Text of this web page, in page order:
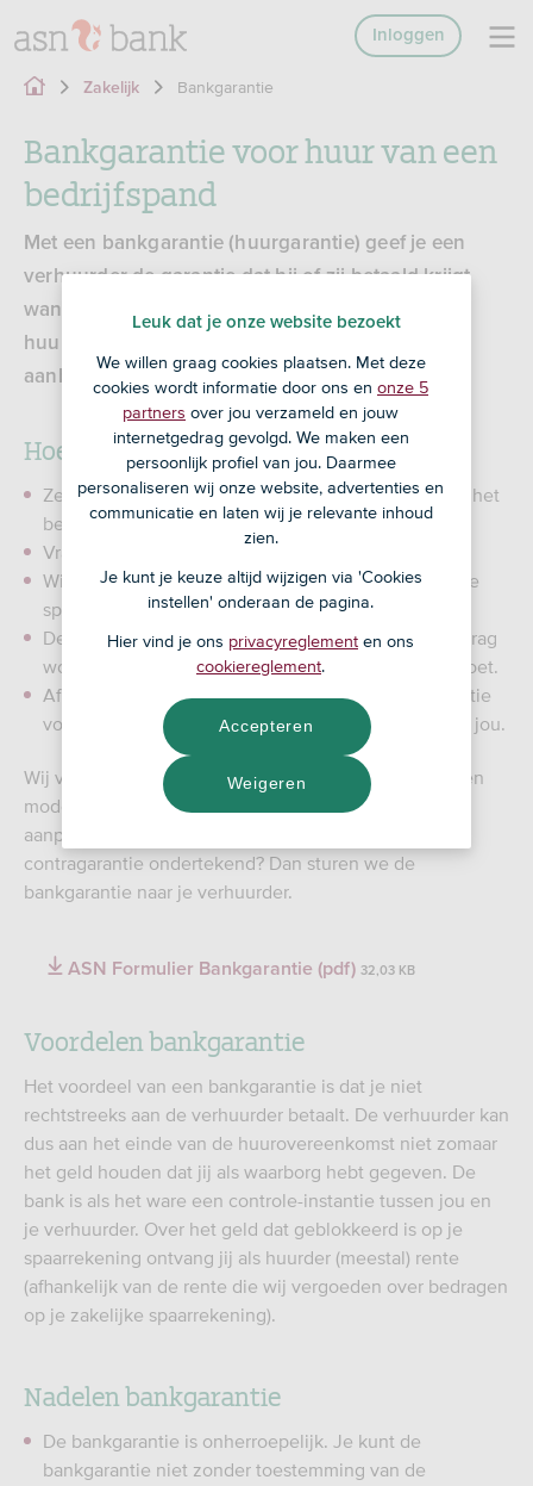
Inloggen
Zakelijk Bankgarantie
Bankgarantie voor huur van een
bedrijfspand
Met een bankgarantie (huurgarantie) geef je een
verhuurder de garantie dat hij of zij betaald krijgt
wanneer jij je (financiële) verplichtingen uit de
huurovereenkomst niet nakomt of als je schade
aanbrengt aan het bedrijfspand.
Hoe werkt een bankgarantie?
Zet op je ASN Zakelijk spaarrekening in ieder geval het
bedrag dat de verhuurder als zekerheid wilt.
Vraag de bankgarantie bij ons aan.
Wij blokkeren het bedrag voor de bankgarantie op je
spaarrekening.
De verhuurder krijgt van ons de garantie dat dit bedrag
wordt betaald, als je niet aan je verplichtingen voldoet.
Afspraken hierover leggen we vast in de bankgarantie
voor de verhuurder en in een contragarantie voor jou.
Wij verstrekken alleen huurgaranties volgens ons eigen
modelovereenkomst, je kunt de inhoud ervan niet
aanpassen. Is je verhuurder akkoord en heb je de
contragarantie ondertekend? Dan sturen we de
bankgarantie naar je verhuurder.
ASN Formulier Bankgarantie (pdf) 32,03 KB
Voordelen bankgarantie
Het voordeel van een bankgarantie is dat je niet
rechtstreeks aan de verhuurder betaalt. De verhuurder kan
dus aan het einde van de huurovereenkomst niet zomaar
het geld houden dat jij als waarborg hebt gegeven. De
bank is als het ware een controle-instantie tussen jou en
je verhuurder. Over het geld dat geblokkeerd is op je
spaarrekening ontvang jij als huurder (meestal) rente
(afhankelijk van de rente die wij vergoeden over bedragen
op je zakelijke spaarrekening).
Nadelen bankgarantie
De bankgarantie is onherroepelijk. Je kunt de
bankgarantie niet zonder toestemming van de
Leuk dat je onze website bezoekt
We willen graag cookies plaatsen. Met deze
cookies wordt informatie door ons en onze 5
partners over jou verzameld en jouw
internetgedrag gevolgd. We maken een
persoonlijk profiel van jou. Daarmee
personaliseren wij onze website, advertenties en
communicatie en laten wij je relevante inhoud
zien.
Je kunt je keuze altijd wijzigen via 'Cookies
instellen' onderaan de pagina.
Hier vind je ons privacyreglement en ons
cookiereglement.
Weigeren
Accepteren